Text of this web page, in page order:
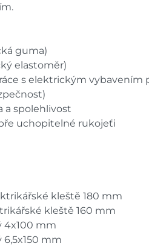
guma)
elastoměr)
s elektrickým vybavením
a spolehlivost
uchopitelné rukojeťi
kleště 180 mm
kleště 160 mm
4x100 mm
6,5x150 mm